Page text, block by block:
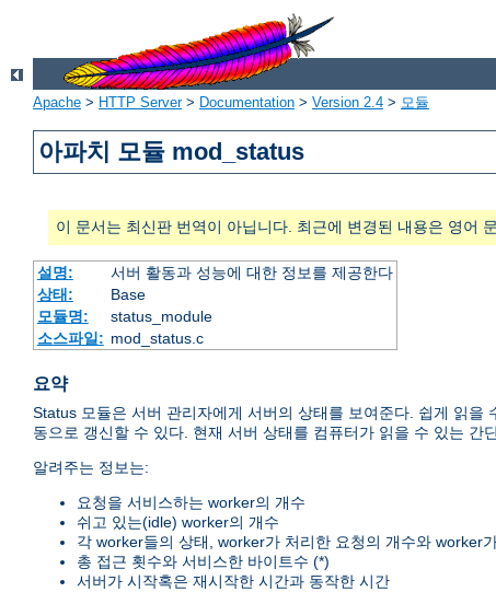
Apache > HTTP Server> Documentation > Version 2.4 > 모듈
아파치 모듈 mod_status
이 문서는 최신판 번역이 아닙니다. 최근에 변경된 내용은 영어
설명:
서버 활동과 성능에 대한 정보를 제공한다
상태:
Base
모듈명:
status_module
소스파일: mod_status.c
요약
Status 모듈은 서버 관리자에게 서버의 상태를 보여준다. 쉽게 읽
동으로 갱신할 수 있다. 현재 서버 상태를 컴퓨터가 읽을 수 있는 간
알려주는 정보는:
요청을 서비스하는 worker의 개수
쉬고 있는(idle) worker의 개수
각 worker들의 상태, worker가 처리한 요청의 개수와 worker
총 접근 횟수와 서비스한 바이트수 (*)
서버가 시작혹은 재시작한 시간과 동작한 시간